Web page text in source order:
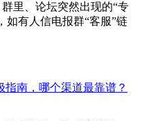
里、论坛突然出现的“专
如有人信电报群“客服”链
指南，哪个渠道最靠谱？